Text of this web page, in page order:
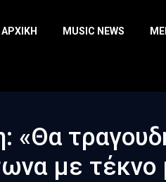
ΑΡΧΙΚΉ MUSIC NEWS
«Θα
με τέκνο